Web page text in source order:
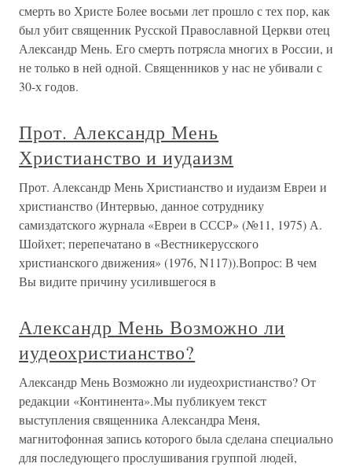
смерть во Христе Более восьми лет прошло с тех пор, как
был убит священник Русской Православной Церкви отец
Александр Мень. Его смерть потрясла многих в России, и
не только в ней одной. Священников у нас не убивали с
30-х годов.
Прот. Александр Мень
Христианство и иудаизм
Прот. Александр Мень Христианство и иудаизм Евреи и
христианство (Интервью, данное сотруднику
самиздатского журнала «Евреи в СССР» (№11, 1975) А.
Шойхет; перепечатано в «Вестникерусского
христианского движения» (1976, N117)).Вопрос: В чем
Вы видите причину усилившегося в
Александр Мень Возможно ли
иудеохристианство?
Александр Мень Возможно ли иудеохристианство? От
редакции «Континента».Мы публикуем текст
выступления священника Александра Меня,
магнитофонная запись которого была сделана специально
для последующего прослушивания группой людей,